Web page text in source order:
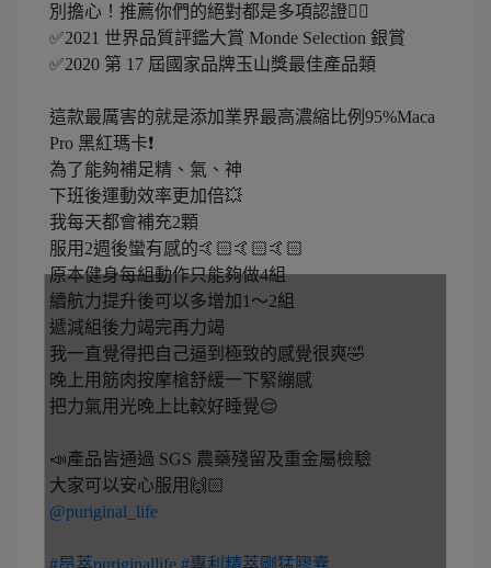
別擔心！推薦你們的絕對都是多項認證👍🏻
✅2021 世界品質評鑑大賞 Monde Selection 銀賞
✅2020 第 17 屆國家品牌玉山獎最佳產品類
這款最厲害的就是添加業界最高濃縮比例95%Maca
Pro 黑紅瑪卡❗️
為了能夠補足精、氣、神
下班後運動效率更加倍💥
我每天都會補充2顆
服用2週後蠻有感的🤙🏻🤙🏻🤙🏻
原本健身每組動作只能夠做4組
續航力提升後可以多增加1～2組
遞減組後力竭完再力竭
我一直覺得把自己逼到極致的感覺很爽🤣
晚上用筋肉按摩槍舒緩一下緊繃感
把力氣用光晚上比較好睡覺😌
📣產品皆通過 SGS 農藥殘留及重金屬檢驗
大家可以安心服用🙌🏻
@puriginal_life
#昂萃puriginallife #專利精萃剛猛膠囊